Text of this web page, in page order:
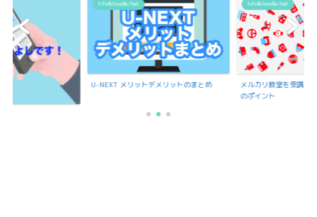
life&love&chat
U-NEXT メリットデメリットのまとめ
life&love&chat
メルカリ教室を受講で
のポイント